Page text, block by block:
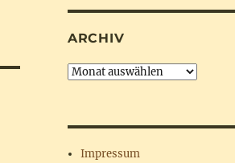
ARCHIV
Archiv
Impressum